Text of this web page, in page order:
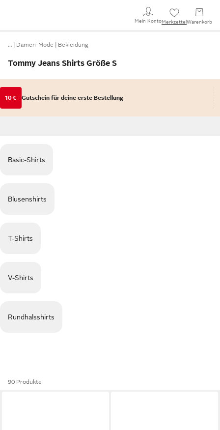
Mein KontoMerkzettel Warenkorb
… Damen-Mode Bekleidung
Tommy Jeans Shirts Größe S
10 € Gutschein für deine erste Bestellung
Basic-Shirts
Blusenshirts
T-Shirts
V-Shirts
Rundhalsshirts
90 Produkte